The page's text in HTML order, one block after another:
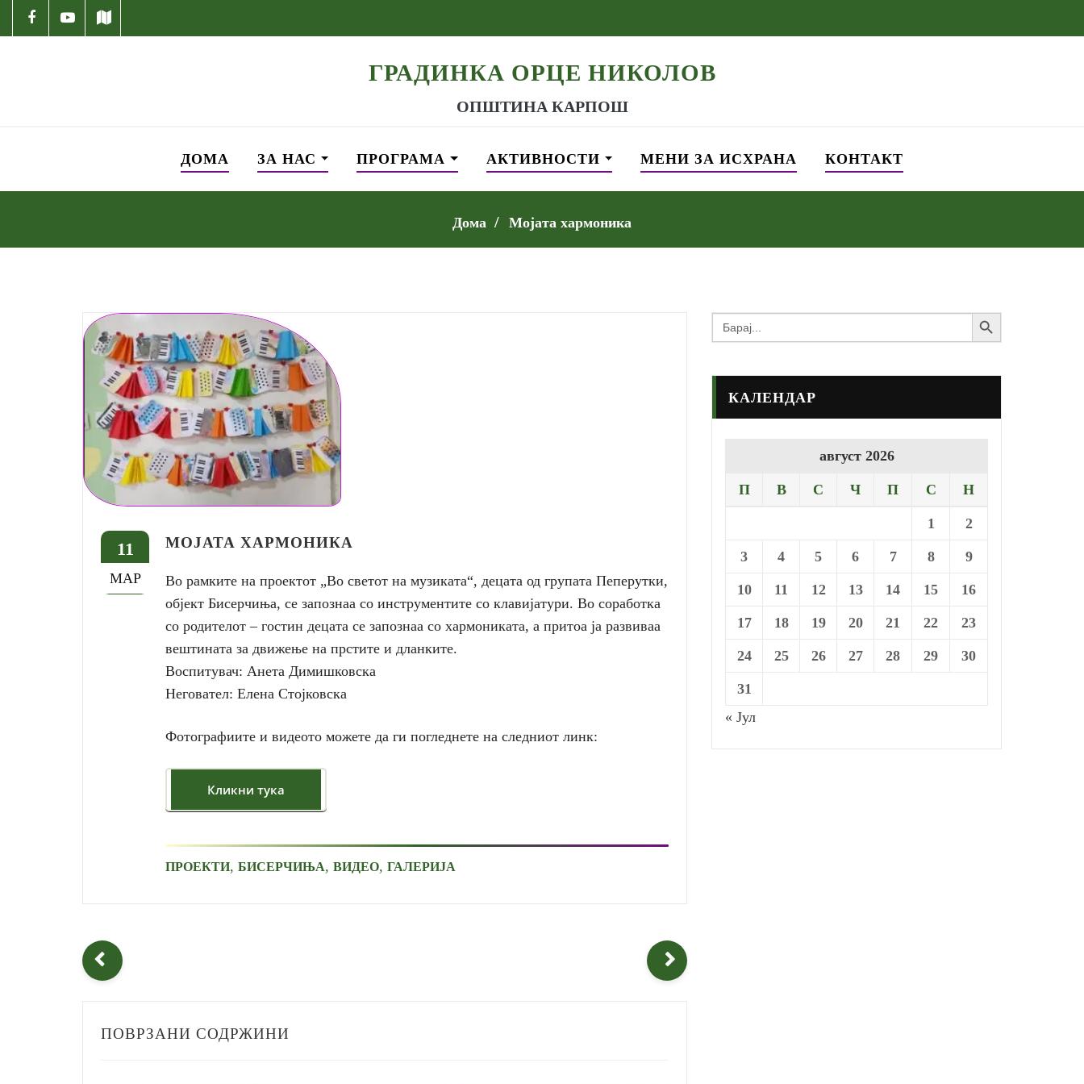
ГРАДИНКА ОРЦЕ НИКОЛОВ
ОПШТИНА КАРПОШ
ДОМА ЗА НАС ПРОГРАМА АКТИВНОСТИ МЕНИ ЗА ИСХРАНА КОНТАКТ
Дома Мојата хармоника
11
МАР
МОЈАТА ХАРМОНИКА
Во рамките на проектот „Во светот на музиката“, децата од групата Пеперутки,
објект Бисерчиња, се запознаа со инструментите со клавијатури. Во соработка
со родителот – гостин децата се запознаа со хармониката, а притоа ја развиваа
вештината за движење на прстите и дланките.
Воспитувач: Анета Димишковска
Неговател: Елена Стојковска
Фотографиите и видеото можете да ги погледнете на следниот линк:
ПРОЕКТИ, БИСЕРЧИЊА, ВИДЕО, ГАЛЕРИЈА
ПОВРЗАНИ СОДРЖИНИ
Search
for:
Search Button
КАЛЕНДАР
август 2026
П В С Ч П С Н
1 2
3 4 5 6 7 8 9
10 11 12 13 14 15 16
17 18 19 20 21 22 23
24 25 26 27 28 29 30
31
« Јул